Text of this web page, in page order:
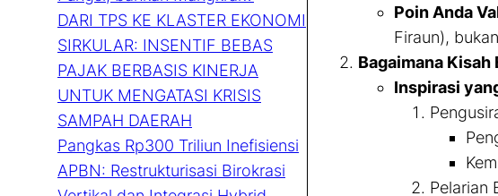
DARI TPS KE KLASTER EKONOMI
SIRKULAR: INSENTIF BEBAS
PAJAK BERBASIS KINERJA
UNTUK MENGATASI KRISIS
SAMPAH DAERAH
Pangkas Rp300 Triliun Inefisiensi
APBN: Restrukturisasi Birokrasi
Poin Anda
Firaun),
Bagaimana
Inspirasi
Pelarian